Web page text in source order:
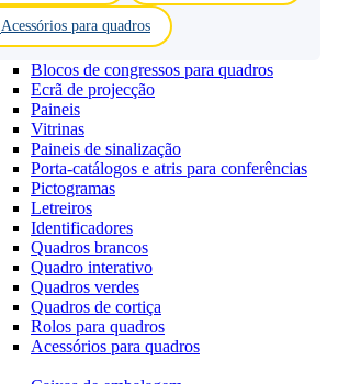
Acessórios para quadros
Blocos de congressos para quadros
Ecrã de projecção
Paineis
Vitrinas
Paineis de sinalização
Porta-catálogos e atris para conferências
Pictogramas
Letreiros
Identificadores
Quadros brancos
Quadro interativo
Quadros verdes
Quadros de cortiça
Rolos para quadros
Acessórios para quadros